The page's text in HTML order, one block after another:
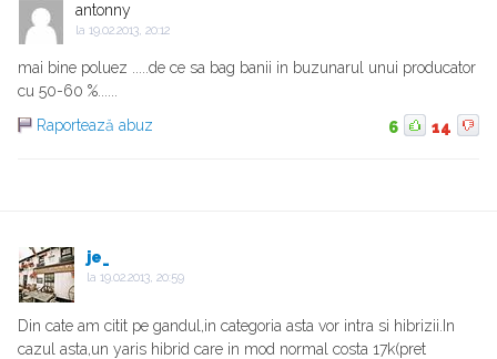
antonny
la 19.02.2013, 20:12
mai bine poluez .....de ce sa bag banii in buzunarul unui producator
cu 50-60 %......
Raportează abuz
6 14
je_
la 19.02.2013, 20:59
Din cate am citit pe gandul,in categoria asta vor intra si hibrizii.In
cazul asta,un yaris hibrid care in mod normal costa 17k(pret